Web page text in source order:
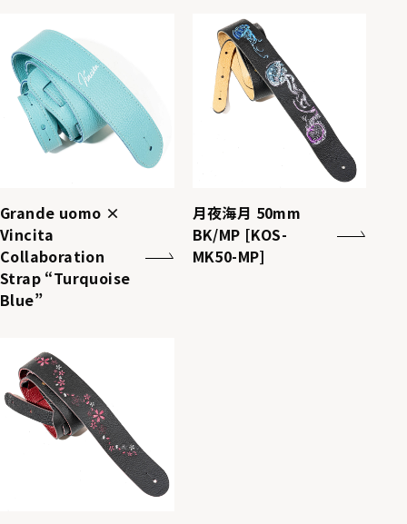
Grande uomo ×
Vincita
Collaboration
Strap “Turquoise
Blue”
月夜海月 50mm
BK/MP [KOS-
MK50-MP]